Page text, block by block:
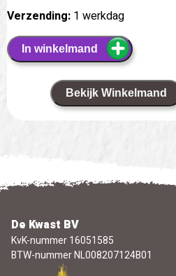
Verzending: 1 werkdag
In winkelmand
Bekijk Winkelmand
De Kwast BV
KvK-nummer 16051585
BTW-nummer NL008207124B01